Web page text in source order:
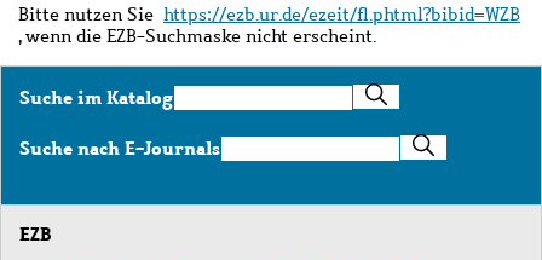
Bitte nutzen Sie https://ezb.ur.de/ezeit/fl.phtml?bibid=WZB
, wenn die EZB-Suchmaske nicht erscheint.
Suche im KatalogSuche
im
Katalog
Suche nach E-JournalsSuche
nach
Journals
EZB